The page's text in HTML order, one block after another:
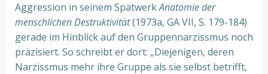
Aggression in seinem SpätwerkAnatomie der
menschlichen Destruktivität(1973a, GA VII, S. 179-184)
gerade im Hinblick auf den Gruppennarzissmus noch
präzisiert. So schreibt er dort: „Diejenigen, deren
Narzissmus mehr ihre Gruppe als sie selbst betrifft,